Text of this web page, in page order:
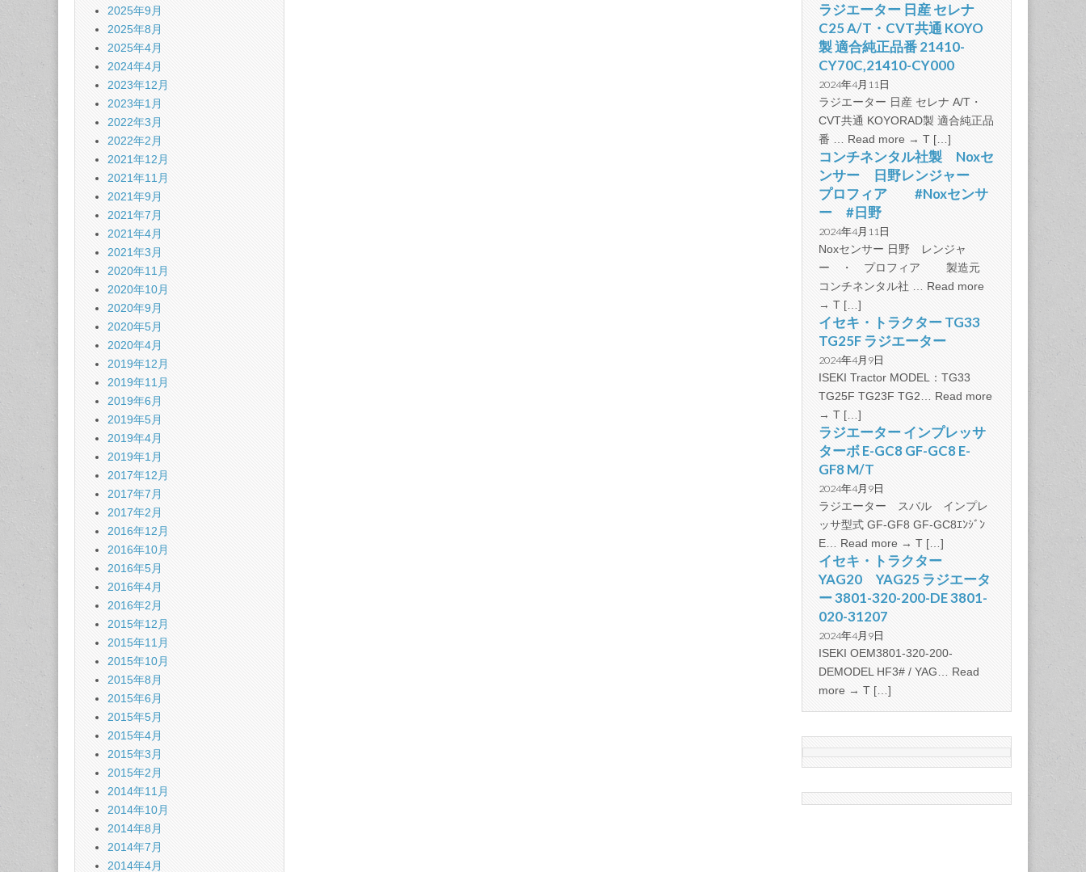
2025年9月
2025年8月
2025年4月
2024年4月
2023年12月
2023年1月
2022年3月
2022年2月
2021年12月
2021年11月
2021年9月
2021年7月
2021年4月
2021年3月
2020年11月
2020年10月
2020年9月
2020年5月
2020年4月
2019年12月
2019年11月
2019年6月
2019年5月
2019年4月
2019年1月
2017年12月
2017年7月
2017年2月
2016年12月
2016年10月
2016年5月
2016年4月
2016年2月
2015年12月
2015年11月
2015年10月
2015年8月
2015年6月
2015年5月
2015年4月
2015年3月
2015年2月
2014年11月
2014年10月
2014年8月
2014年7月
2014年4月
ラジエーター 日産 セレナ
C25 A/T・CVT共通 KOYO
製 適合純正品番 21410-
CY70C,21410-CY000
2024年4月11日
ラジエーター 日産 セレナ A/T・
CVT共通 KOYORAD製 適合純正品
番 … Read more → T […]
コンチネンタル社製 Noxセ
ンサー 日野レンジャー
プロフィア #Noxセンサ
ー #日野
2024年4月11日
Noxセンサー 日野 レンジャ
ー ・ プロフィア 製造元
コンチネンタル社 … Read more
→ T […]
イセキ・トラクター TG33
TG25F ラジエーター
2024年4月9日
ISEKI Tractor MODEL：TG33
TG25F TG23F TG2… Read more
→ T […]
ラジエーター インプレッサ
ターボ E-GC8 GF-GC8 E-
GF8 M/T
2024年4月9日
ラジエーター スバル インプレ
ッサ型式 GF-GF8 GF-GC8ｴﾝｼﾞﾝ
E… Read more → T […]
イセキ・トラクター
YAG20 YAG25 ラジエータ
ー 3801-320-200-DE 3801-
020-31207
2024年4月9日
ISEKI OEM3801-320-200-
DEMODEL HF3# / YAG… Read
more → T […]